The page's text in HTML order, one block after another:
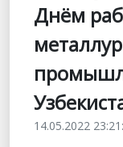
Днём
14.05.2022